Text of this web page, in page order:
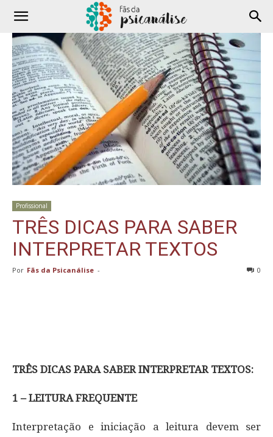
Profissional
TRÊS DICAS PARA SABER
INTERPRETAR TEXTOS
Por Fãs da Psicanálise - 0
TRÊS DICAS PARA SABER INTERPRETAR TEXTOS:
1 – LEITURA FREQUENTE
Interpretação e iniciação a leitura devem ser